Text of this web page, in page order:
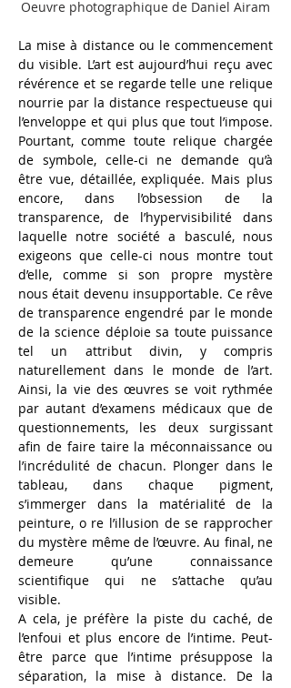
Oeuvre photographique de Daniel Airam
La mise à distance ou le commencement
du visible. L’art est aujourd’hui reçu avec
révérence et se regarde telle une relique
nourrie par la distance respectueuse qui
l’enveloppe et qui plus que tout l’impose.
Pourtant, comme toute relique chargée
de symbole, celle-ci ne demande qu’à
être vue, détaillée, expliquée. Mais plus
encore, dans l’obsession de la
transparence, de l’hypervisibilité
dans
laquelle notre société a basculé, nous
exigeons que celle-ci nous montre tout
d’elle, comme si son propre mystère
nous était devenu insupportable. Ce rêve
de transparence engendré par le monde
de la science déploie sa toute puissance
tel un attribut divin, y compris
naturellement dans le monde de l’art.
Ainsi, la vie des œuvres se voit rythmée
par autant d’examens médicaux que de
questionnements, les deux surgissant
afin de faire taire la méconnaissance ou
l’incrédulité de chacun. Plonger dans le
tableau, dans chaque pigment,
s’immerger dans la matérialité
de la
peinture, o re l’illusion de se rapprocher
du mystère même de l’œuvre. Au final, ne
demeure qu’une connaissance
scientifique qui ne s’attache qu’au
visible.
A cela, je préfère la piste du caché, de
l’enfoui et plus encore de l’intime. Peut-
être parce que l’intime présuppose la
séparation, la mise à distance. De la